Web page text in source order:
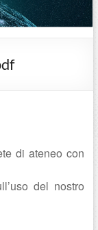
di ateneo con
del nostro